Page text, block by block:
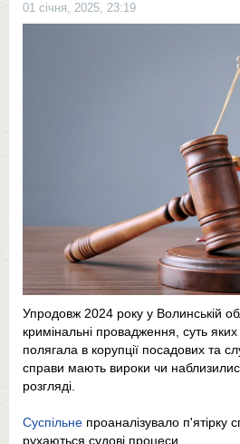
01 січня, 2025, 23:19
Упродовж 2024 року у Волинській
кримінальні провадження, суть яких
полягала в корупції посадових та
справи мають вироки чи
розгляді.
Суспільне проаналізувало п'ятірку
рухаються судові процеси.